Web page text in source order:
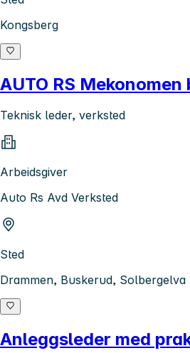
Kongsberg
AUTO RS
Teknisk leder, verksted
Arbeidsgiver
Auto Rs Avd Verksted
Sted
Drammen, Buskerud, Solbergelva
Anleggsleder med